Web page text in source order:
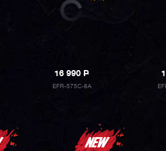
16 990P
EFR-575C-8A